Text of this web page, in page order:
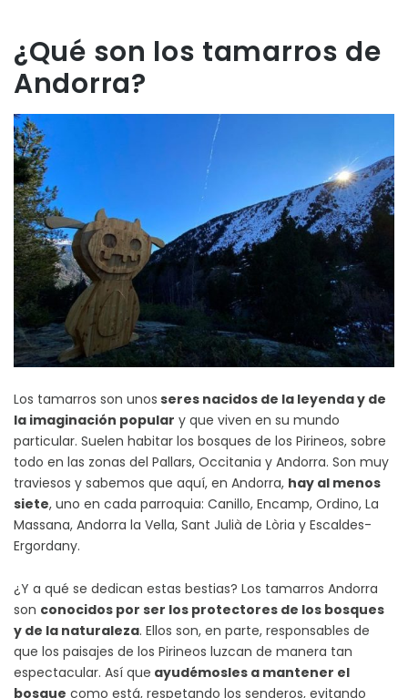
¿Qué son los tamarros de
Andorra?
Los tamarros son unos seres nacidos de la leyenda y de
la imaginación popular y que viven en su mundo
particular. Suelen habitar los bosques de los Pirineos, sobre
todo en las zonas del Pallars, Occitania y Andorra. Son muy
traviesos y sabemos que aquí, en Andorra, hay al menos
siete, uno en cada parroquia: Canillo, Encamp, Ordino, La
Massana, Andorra la Vella, Sant Julià de Lòria y Escaldes-
Ergordany.
¿Y a qué se dedican estas bestias? Los tamarros Andorra
son conocidos por ser los protectores de los bosques
y de la naturaleza. Ellos son, en parte, responsables de
que los paisajes de los Pirineos luzcan de manera tan
espectacular. Así que ayudémosles a mantener el
bosque como está, respetando los senderos, evitando